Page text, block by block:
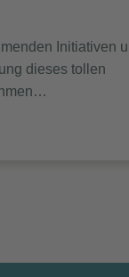
Initiativen
dieses tollen